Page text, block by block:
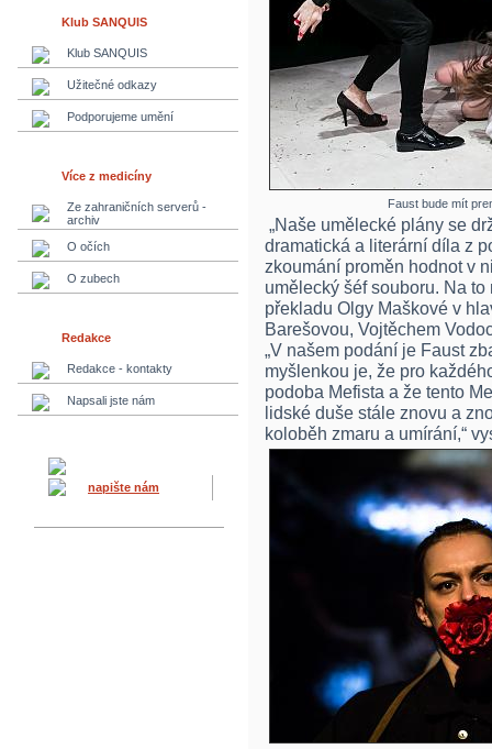
Klub SANQUIS
Klub SANQUIS
Užitečné odkazy
Podporujeme umění
Více z medicíny
Ze zahraničních serverů -
archiv
O očích
O zubech
Redakce
Redakce - kontakty
Napsali jste nám
napište nám
Faust bude mít
„Naše umělecké plány se
dramatická a literární díla z
zkoumání proměn hodnot v
umělecký šéf souboru. Na
překladu Olgy Maškové v
Barešovou, Vojtěchem
„V našem podání je Faust
myšlenkou je, že pro
podoba Mefista a že tento
lidské duše stále znovu a
koloběh zmaru a umírání,“